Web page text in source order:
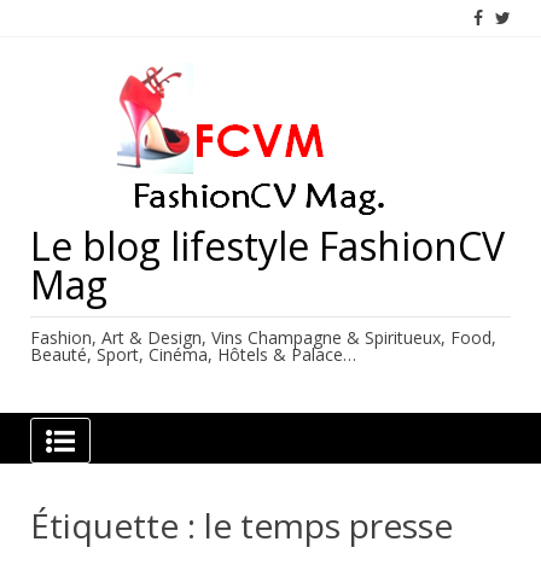
Le blog lifestyle FashionCV
Mag
Fashion, Art & Design, Vins Champagne & Spiritueux, Food,
Beauté, Sport, Cinéma, Hôtels & Palace…
Étiquette : le temps presse